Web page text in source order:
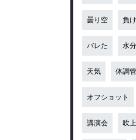
曇り空 負
バレた 水
天気 体調
オフショット
講演会 吹